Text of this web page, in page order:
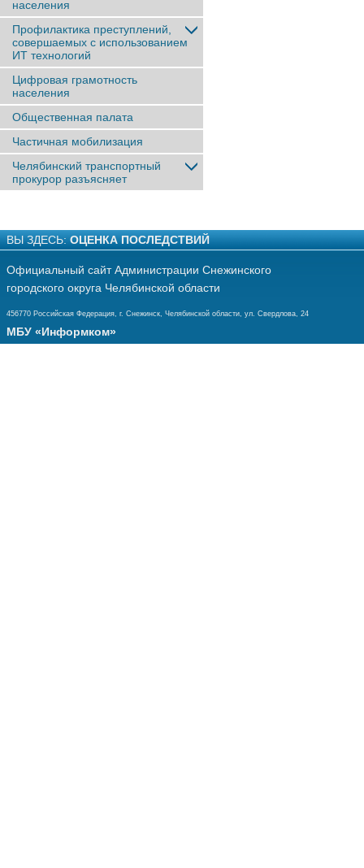
населения
Профилактика преступлений,
совершаемых с использованием
ИТ технологий
Цифровая грамотность
населения
Общественная палата
Частичная мобилизация
Челябинский транспортный
прокурор разъясняет
ВЫ ЗДЕСЬ: ОЦЕНКА ПОСЛЕДСТВИЙ
Официальный сайт Администрации Снежинского
городского округа Челябинской области
456770 Российская Федерация, г. Снежинск, Челябинской области, ул. Свердлова, 24
МБУ «Информком»